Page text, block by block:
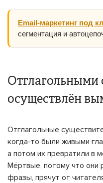
Email-маркетинг под
сегментация и
Отглагольными
осуществлён
Отглагольные
когда-то были живыми
а потом их превратили в
Мёртвые, потому что они
фразы, прячут от